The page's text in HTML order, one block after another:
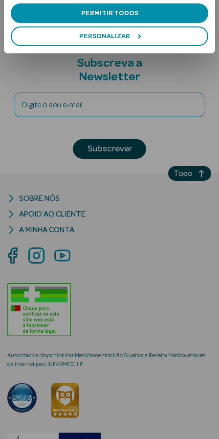
PERMITIR TODOS
PERSONALIZAR
Ver Tudo
Solares
Solares Bebé e
Criança
Ver Tudo
Cosmética
Rosto
Hidratantes
Creme de Olhos
envelhecimento
Subscreva a
Newsletter
Digite o seu e-mail
Subscrever
Autorizado a disponibilizar Medicamentos Não Sujeitos a Receita Médica através
da Internet pelo INFARMED, I.P.
SOBRE NÓS
APOIO AO CLIENTE
A MINHA CONTA
Topo